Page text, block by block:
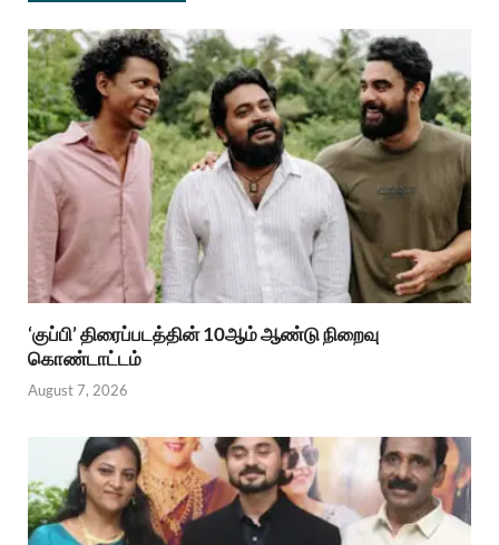
‘குப்பி’ திரைப்படத்தின் 10ஆம் ஆண்டு நிறைவு
கொண்டாட்டம்
August 7, 2026